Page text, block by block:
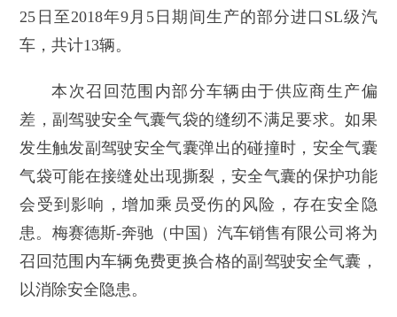
25日至2018年9月5日期间生产的部分进口SL级汽
车，共计13辆。
本次召回范围内部分车辆由于供应商生产偏
差，副驾驶安全气囊气袋的缝纫不满足要求。如果
发生触发副驾驶安全气囊弹出的碰撞时，安全气囊
气袋可能在接缝处出现撕裂，安全气囊的保护功能
会受到影响，增加乘员受伤的风险，存在安全隐
患。梅赛德斯-奔驰（中国）汽车销售有限公司将为
召回范围内车辆免费更换合格的副驾驶安全气囊，
以消除安全隐患。